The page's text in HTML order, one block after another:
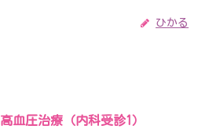
ひかる
高血圧治療（内科受診1）